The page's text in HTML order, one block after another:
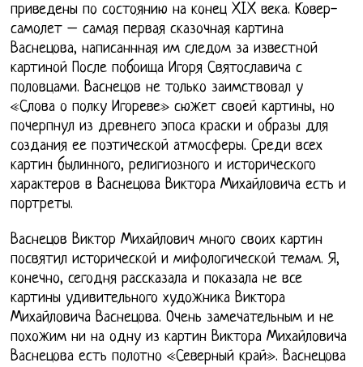
приведены по состоянию на конец XIX века. Ковер-
самолет – самая первая сказочная картина
Васнецова, написаннная им следом за известной
картиной После побоища Игоря Святославича с
половцами. Васнецов не только заимствовал у
«Слова о полку Игореве» сюжет своей картины, но
почерпнул из древнего эпоса краски и образы для
создания ее поэтической атмосферы. Среди всех
картин былинного, религиозного и исторического
характеров в Васнецова Виктора Михайловича есть и
портреты.
Васнецов Виктор Михайлович много своих картин
посвятил исторической и мифологической темам. Я,
конечно, сегодня рассказала и показала не все
картины удивительного художника Виктора
Михайловича Васнецова. Очень замечательным и не
похожим ни на одну из картин Виктора Михайловича
Васнецова есть полотно «Северный край». Васнецова